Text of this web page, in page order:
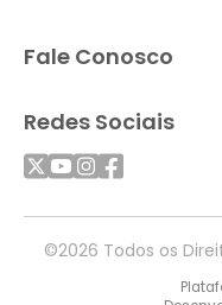
Fale Conosco
Redes Sociais
©2026 Todos os